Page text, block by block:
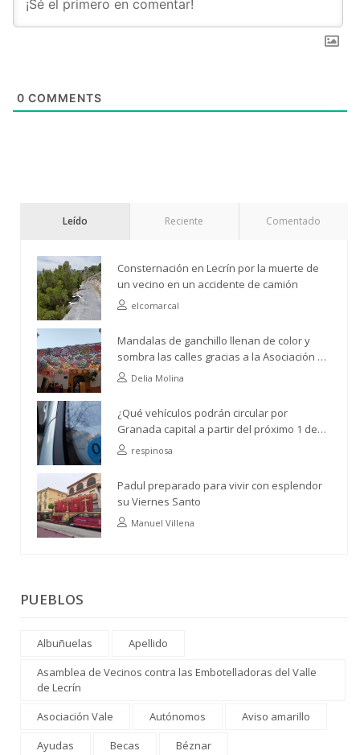
0 COMMENTS
Leído Reciente Comentado
Consternación en Lecrín por la muerte de
un vecino en un accidente de camión
elcomarcal
Mandalas de ganchillo llenan de color y
sombra las calles gracias a la Asociación de
Vecinos Río Ízbor
Delia Molina
¿Qué vehículos podrán circular por
Granada capital a partir del próximo 1 de
abril?respinosa
Padul preparado para vivir con esplendor
su Viernes Santo
Manuel Villena
PUEBLOS
Albuñuelas
Apellido
Asamblea de Vecinos contra las Embotelladoras del Valle
de Lecrín
Asociación Vale
Autónomos
Aviso amarillo
Ayudas
Becas
Béznar